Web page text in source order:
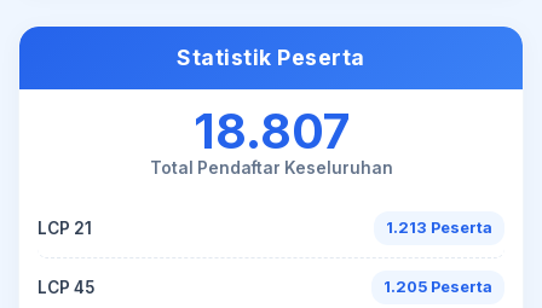
Statistik Peserta
18.807
Total Pendaftar Keseluruhan
LCP 21 1.213 Peserta
LCP 45 1.205 Peserta